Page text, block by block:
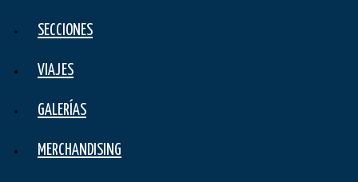
SECCIONES
VIAJES
GALERÍAS
MERCHANDISING